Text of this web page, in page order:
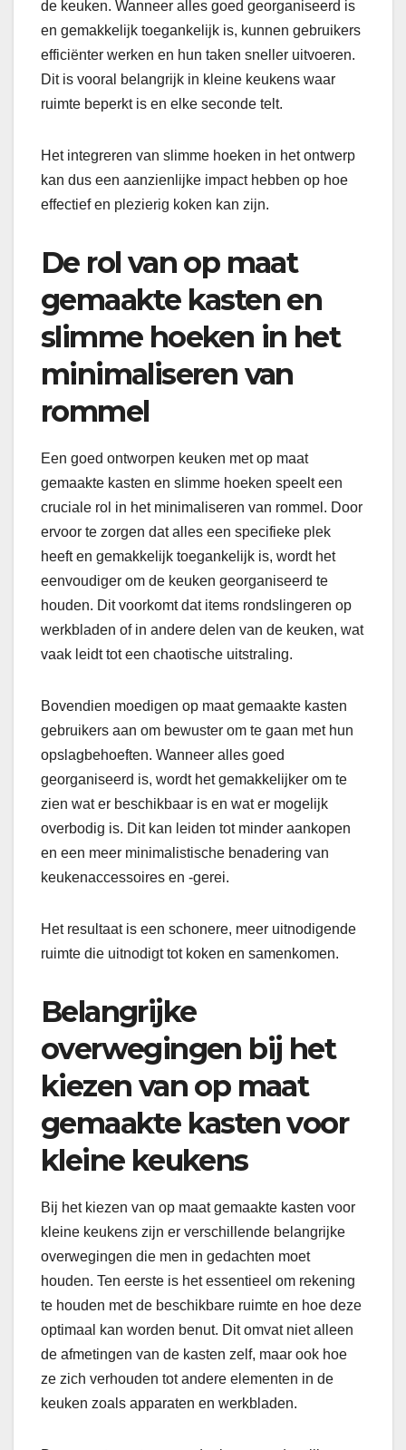
de keuken. Wanneer alles goed georganiseerd is
en gemakkelijk toegankelijk is, kunnen gebruikers
efficiënter werken en hun taken sneller uitvoeren.
Dit is vooral belangrijk in kleine keukens waar
ruimte beperkt is en elke seconde telt.
Het integreren van slimme hoeken in het ontwerp
kan dus een aanzienlijke impact hebben op hoe
effectief en plezierig koken kan zijn.
De rol van op maat
gemaakte kasten en
slimme hoeken in het
minimaliseren van
rommel
Een goed ontworpen keuken met op maat
gemaakte kasten en slimme hoeken speelt een
cruciale rol in het minimaliseren van rommel. Door
ervoor te zorgen dat alles een specifieke plek
heeft en gemakkelijk toegankelijk is, wordt het
eenvoudiger om de keuken georganiseerd te
houden. Dit voorkomt dat items rondslingeren op
werkbladen of in andere delen van de keuken, wat
vaak leidt tot een chaotische uitstraling.
Bovendien moedigen op maat gemaakte kasten
gebruikers aan om bewuster om te gaan met hun
opslagbehoeften. Wanneer alles goed
georganiseerd is, wordt het gemakkelijker om te
zien wat er beschikbaar is en wat er mogelijk
overbodig is. Dit kan leiden tot minder aankopen
en een meer minimalistische benadering van
keukenaccessoires en -gerei.
Het resultaat is een schonere, meer uitnodigende
ruimte die uitnodigt tot koken en samenkomen.
Belangrijke
overwegingen bij het
kiezen van op maat
gemaakte kasten voor
kleine keukens
Bij het kiezen van op maat gemaakte kasten voor
kleine keukens zijn er verschillende belangrijke
overwegingen die men in gedachten moet
houden. Ten eerste is het essentieel om rekening
te houden met de beschikbare ruimte en hoe deze
optimaal kan worden benut. Dit omvat niet alleen
de afmetingen van de kasten zelf, maar ook hoe
ze zich verhouden tot andere elementen in de
keuken zoals apparaten en werkbladen.